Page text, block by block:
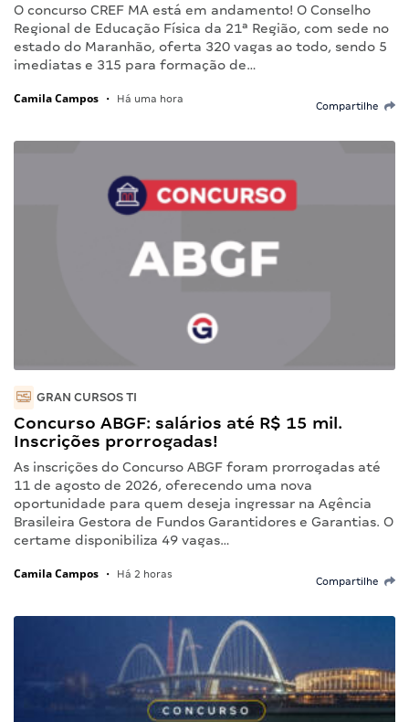
O concurso CREF MA está em andamento! O Conselho
Regional de Educação Física da 21ª Região, com sede no
estado do Maranhão, oferta 320 vagas ao todo, sendo 5
imediatas e 315 para formação de…
Camila Campos • Há uma hora
Compartilhe
GRAN CURSOS TI
Concurso ABGF: salários até R$ 15 mil.
Inscrições prorrogadas!
As inscrições do Concurso ABGF foram prorrogadas até
11 de agosto de 2026, oferecendo uma nova
oportunidade para quem deseja ingressar na Agência
Brasileira Gestora de Fundos Garantidores e Garantias. O
certame disponibiliza 49 vagas…
Camila Campos • Há 2 horas
Compartilhe